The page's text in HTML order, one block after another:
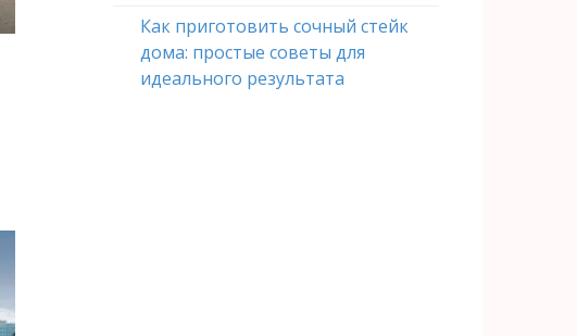
Как приготовить сочный стейк
дома: простые советы для
идеального результата